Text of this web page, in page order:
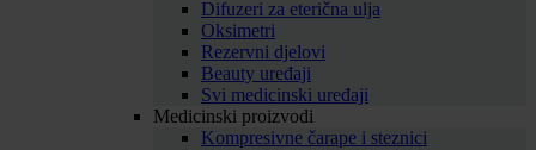
Difuzeri za eterična ulja
Oksimetri
Rezervni djelovi
Beauty uređaji
Svi medicinski uređaji
Medicinski proizvodi
Kompresivne čarape i steznici